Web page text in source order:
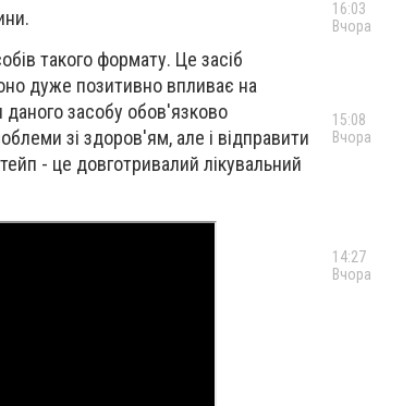
такого формату. Це засіб
дуже позитивно впливає на
даного засобу обов'язково
зі здоров'ям, але і відправити
- це довготривалий лікувальний
16:03
Вчора
15:08
Вчора
14:27
Вчора